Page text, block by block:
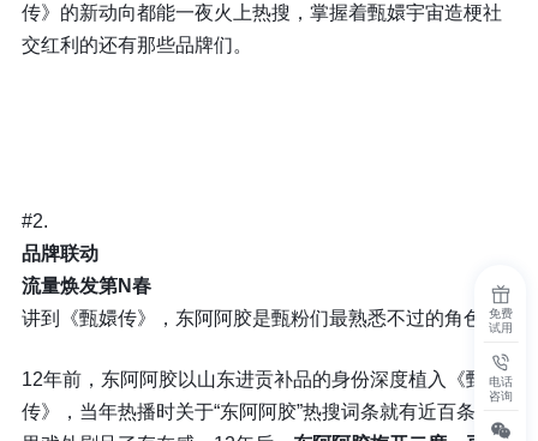
传》的新动向都能一夜火上热搜， 掌握着甄嬛宇宙造梗社
交红利的还有那些品牌们。
#2.
品牌联动
流量焕发第N春
讲到《甄嬛传》，东阿阿胶是甄粉们最熟悉不过的角色。
12年前，东阿阿胶以山东进贡补品的身份深度植入《甄嬛
传》，当年热播时关于“东阿阿胶”热搜词条就有近百条，戏
免费
试用
电话
咨询